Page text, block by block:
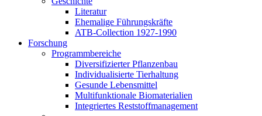
Literatur
Ehemalige Führungskräfte
ATB-Collection 1927-1990
Forschung
Programmbereiche
Diversifizierter Pflanzenbau
Individualisierte Tierhaltung
Gesunde Lebensmittel
Multifunktionale Biomaterialien
Integriertes Reststoffmanagement